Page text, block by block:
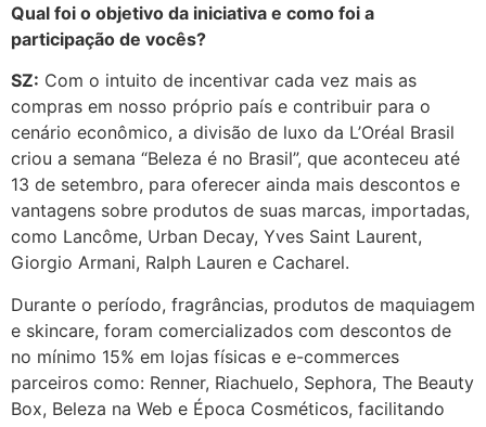
Qual foi o objetivo da iniciativa e como foi a
participação de vocês?
SZ: Com o intuito de incentivar cada vez mais as
compras em nosso próprio país e contribuir para o
cenário econômico, a divisão de luxo da L’Oréal Brasil
criou a semana “Beleza é no Brasil”, que aconteceu até
13 de setembro, para oferecer ainda mais descontos e
vantagens sobre produtos de suas marcas, importadas,
como Lancôme, Urban Decay, Yves Saint Laurent,
Giorgio Armani, Ralph Lauren e Cacharel.
Durante o período, fragrâncias, produtos de maquiagem
e skincare, foram comercializados com descontos de
no mínimo 15% em lojas físicas e e-commerces
parceiros como: Renner, Riachuelo, Sephora, The Beauty
Box, Beleza na Web e Época Cosméticos, facilitando